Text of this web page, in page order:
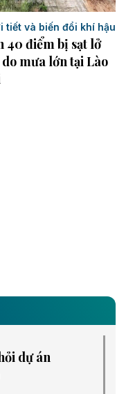
tiết và biến đổi khí hậu
40 điểm bị sạt lở
mưa lớn tại Lào
dự án